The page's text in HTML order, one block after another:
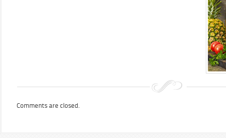
Comments are closed.